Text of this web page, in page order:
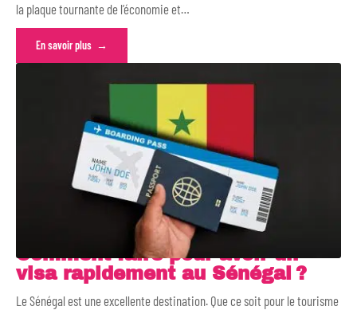
la plaque tournante de l’économie et…
En savoir plus
Comment faire pour avoir un
visa rapidement au Sénégal ?
Le Sénégal est une excellente destination. Que ce soit pour le tourisme